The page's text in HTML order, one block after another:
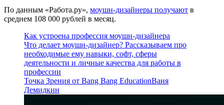
По данным «Работа.ру», моушн-дизайнеры получают в
среднем 108 000 рублей в месяц.
Как устроена профессия моушн-дизайнера
Что делает моушн-дизайнер? Рассказываем про
необходимые ему навыки, софт, сферы
деятельности и личные качества для работы в
профессии
Точка Зрения от Bang Bang EducationВаня
Демидкин